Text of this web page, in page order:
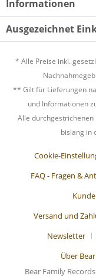
Informationen
Ausgezeichnet
* Alle Preise inkl.
** Gilt für Lieferungen
und Informationen
Alle durchgestrichenen
bislang in
Cookie-
FAQ - Fragen &
Versand und
Newsletter
Über
Bear Family